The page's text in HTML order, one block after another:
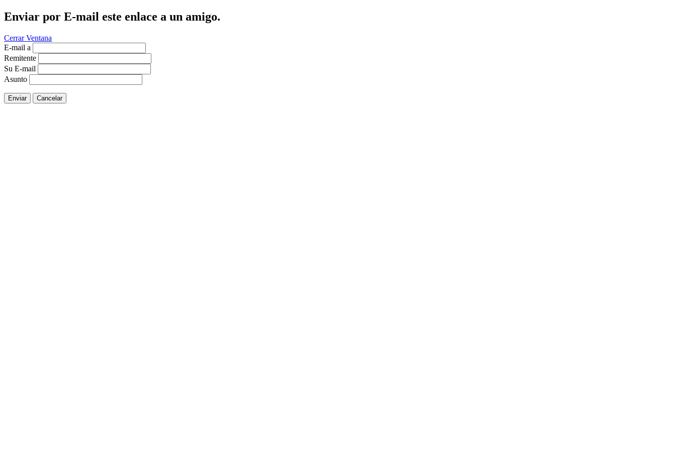
Enviar por E-mail este enlace a un amigo.
Cerrar Ventana
E-mail a
Remitente
Su E-mail
Asunto
Enviar Cancelar